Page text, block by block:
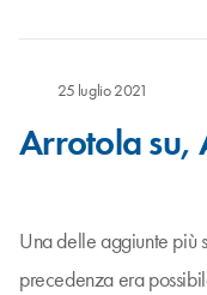
25 luglio 2021
Arrotola su,
Una delle aggiunte più
precedenza era